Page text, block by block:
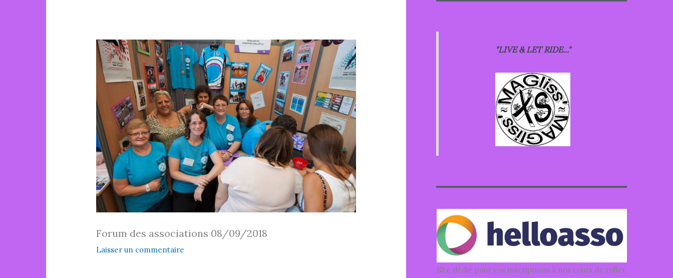
Forum des associations 08/09/2018
Laisser un commentaire
"LIVE & LET RIDE..."
Site dédié pour vos inscriptions à nos cours de roller,